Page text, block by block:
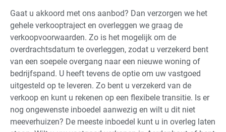
Gaat u akkoord met ons aanbod? Dan verzorgen we het
gehele verkooptraject en overleggen we graag de
verkoopvoorwaarden. Zo is het mogelijk om de
overdrachtsdatum te overleggen, zodat u verzekerd bent
van een soepele overgang naar een nieuwe woning of
bedrijfspand. U heeft tevens de optie om uw vastgoed
uitgesteld op te leveren. Zo bent u verzekerd van de
verkoop en kunt u rekenen op een flexibele transitie. Is er
nog ongewenste inboedel aanwezig en wilt u dit niet
meeverhuizen? De meeste inboedel kunt u in overleg laten